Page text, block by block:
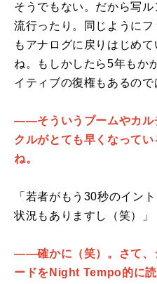
そうでもない。だから写
流行ったり。同じように
もアナログに戻りはじめ
ね。もしかしたら5年もか
イティブの復権もあるので
――そういうブームやカル
クルがとても早くなって
ね。
「若者がもう30秒のイン
状況もありますし（笑）」
――確かに（笑）。さて、
ードをNight Tempo的に読